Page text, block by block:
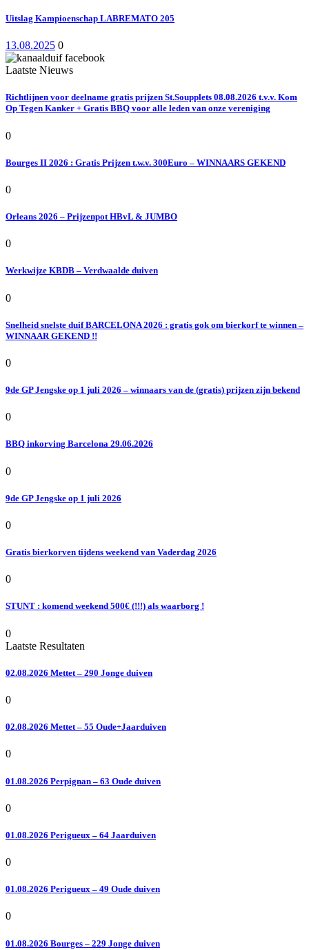
Uitslag Kampioenschap LABREMATO 205
13.08.2025 0
Laatste Nieuws
Richtlijnen voor deelname gratis prijzen St.Soupplets 08.08.2026 t.v.v. Kom
Op Tegen Kanker + Gratis BBQ voor alle leden van onze vereniging
0
Bourges II 2026 : Gratis Prijzen t.w.v. 300Euro – WINNAARS GEKEND
0
Orleans 2026 – Prijzenpot HBvL & JUMBO
0
Werkwijze KBDB – Verdwaalde duiven
0
Snelheid snelste duif BARCELONA 2026 : gratis gok om bierkorf te winnen –
WINNAAR GEKEND !!
0
9de GP Jengske op 1 juli 2026 – winnaars van de (gratis) prijzen zijn bekend
0
BBQ inkorving Barcelona 29.06.2026
0
9de GP Jengske op 1 juli 2026
0
Gratis bierkorven tijdens weekend van Vaderdag 2026
0
STUNT : komend weekend 500€ (!!!) als waarborg !
0
Laatste Resultaten
02.08.2026 Mettet – 290 Jonge duiven
0
02.08.2026 Mettet – 55 Oude+Jaarduiven
0
01.08.2026 Perpignan – 63 Oude duiven
0
01.08.2026 Perigueux – 64 Jaarduiven
0
01.08.2026 Perigueux – 49 Oude duiven
0
01.08.2026 Bourges – 229 Jonge duiven